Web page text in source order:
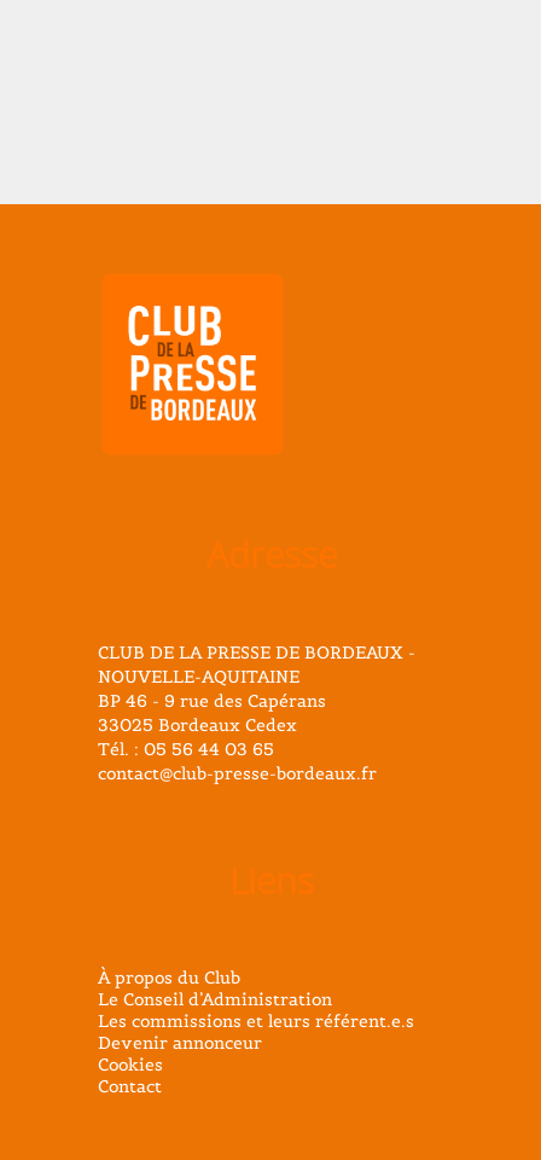
CLUB DE LA PRESSE DE BORDEAUX -
NOUVELLE-AQUITAINE
BP 46 - 9 rue des Capérans
33025 Bordeaux Cedex
Tél. : 05 56 44 03 65
contact@club-presse-bordeaux.fr
À propos du Club
Le Conseil d’Administration
Les commissions et leurs référent.e.s
Devenir annonceur
Cookies
Contact